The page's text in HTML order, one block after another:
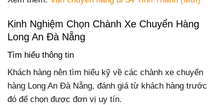
Kinh Nghiệm Chọn Chành Xe Chuyển Hàng
Long An Đà Nẵng
Tìm hiểu thông tin
Khách hàng nên tìm hiểu kỹ về các chành xe chuyển
hàng Long An Đà Nẵng, đánh giá từ khách hàng trước
đó để chọn được đơn vị uy tín.